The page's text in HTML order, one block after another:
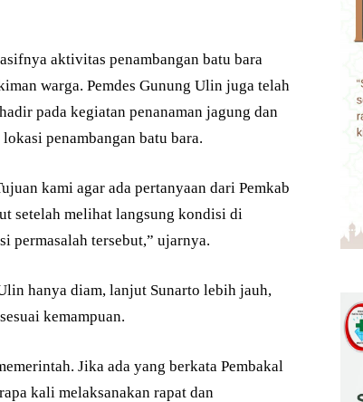
aktivitas penambangan batu bara
warga. Pemdes Gunung Ulin juga telah
pada kegiatan penanaman jagung dan
penambangan batu bara.
kami agar ada pertanyaan dari Pemkab
setelah melihat langsung kondisi di
permasalah tersebut,” ujarnya.
hanya diam, lanjut Sunarto lebih jauh,
kemampuan.
Jika ada yang berkata Pembakal
kali melaksanakan rapat dan